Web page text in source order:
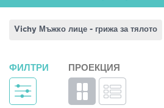
Vichy Мъжко лице - грижа за тялото
ФИЛТРИ ПРОЕКЦИЯ